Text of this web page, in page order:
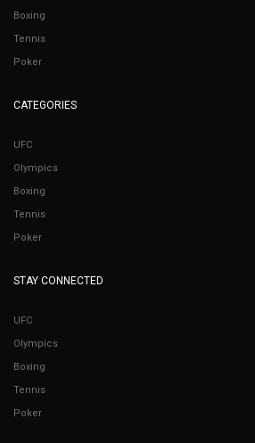
Boxing
Tennis
Poker
CATEGORIES
UFC
Olympics
Boxing
Tennis
Poker
STAY CONNECTED
UFC
Olympics
Boxing
Tennis
Poker